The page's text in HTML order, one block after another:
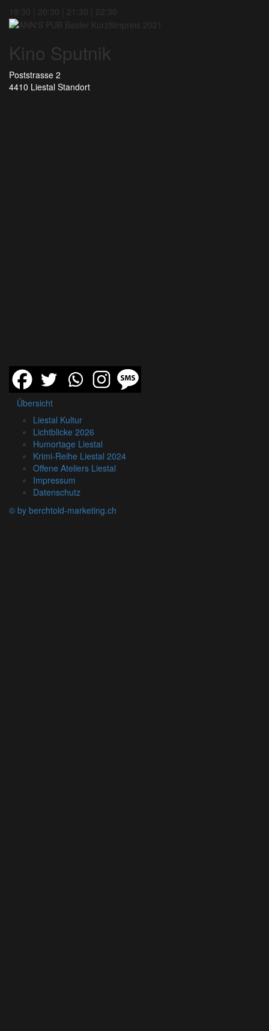
19:30 | 20:30 | 21:30 | 22:30
Kino Sputnik
Poststrasse 2
4410 Liestal Standort
Übersicht
Liestal Kultur
Lichtblicke 2026
Humortage Liestal
Krimi-Reihe Liestal 2024
Offene Ateliers Liestal
Impressum
Datenschutz
© by berchtold-marketing.ch